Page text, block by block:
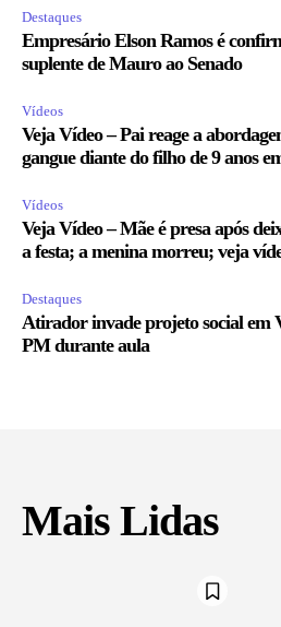
Destaques
Empresário Elson Ramos é
suplente de Mauro ao Senado
Vídeos
Veja Vídeo – Pai reage a
gangue diante do filho de 9 anos
Vídeos
Veja Vídeo – Mãe é presa após
a festa; a menina morreu; veja
Destaques
Atirador invade projeto social em
PM durante aula
Mais Lidas